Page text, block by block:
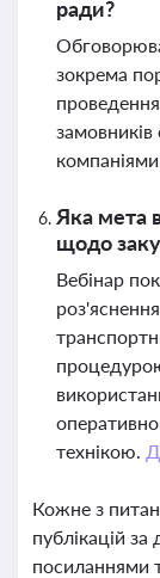
ради?
зокрема
компаніями
Яка мета
щодо
Вебінар
технікою.
Кожне з
публікацій
посиланнями